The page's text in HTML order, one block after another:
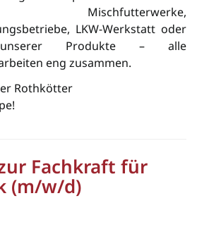
Fachkraft für
(m/w/d)
LKW-Werkstatt oder
Produkte – alle
eng zusammen.
Rothkötter